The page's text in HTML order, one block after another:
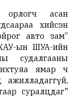
орлогч асан
хийсэн
авто зам”
ын ШУА-ийн
судалгааны
ямар ч
ажилладаггүй,
суралцдаг"